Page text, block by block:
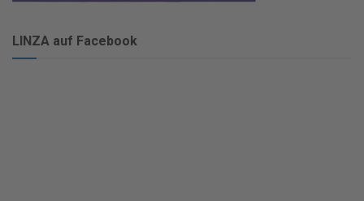
LINZA auf Facebook